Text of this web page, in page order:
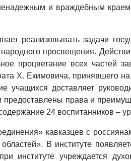
и враждебным
реализовывать задачи
просвещения.
процветание всех частей
Х. Екимовича, принявшего
учащихся доставляет
права и
24 воспитанников –
кавказцев с
В институте
институте учреждается